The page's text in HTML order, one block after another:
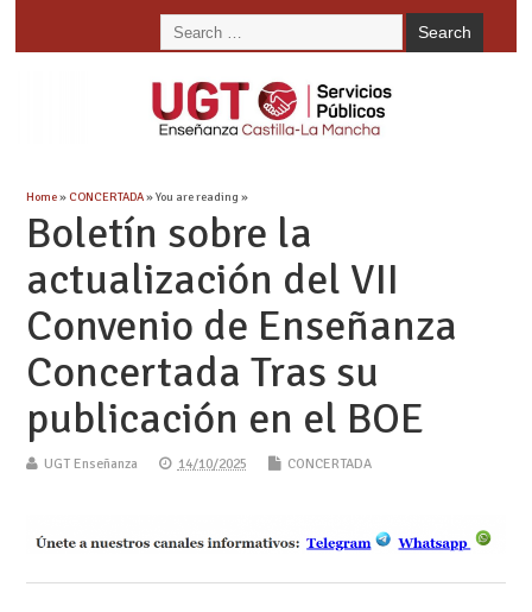
Home» CONCERTADA» You are reading »
Boletín sobre la
actualización del VII
Convenio de Enseñanza
Concertada Tras su
publicación en el BOE
UGT Enseñanza 14/10/2025 CONCERTADA